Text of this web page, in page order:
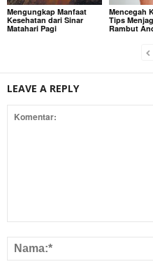
Mengungkap Manfaat
Kesehatan dari Sinar
Matahari Pagi
Mencegah
Tips
Rambut
LEAVE A REPLY